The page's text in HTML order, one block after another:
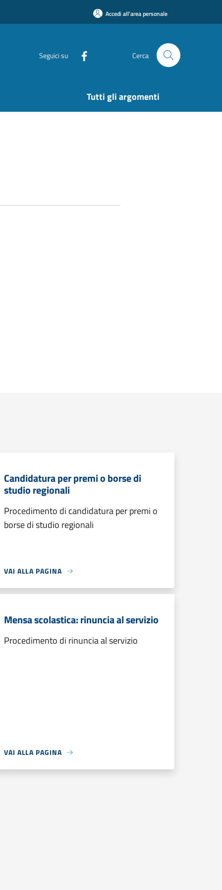
Accedi all'area personale
Seguici su Cerca
Tutti gli argomenti
Candidatura per premi o borse di
studio regionali
Procedimento di candidatura per premi o
borse di studio regionali
VAI ALLA PAGINA
Mensa scolastica: rinuncia al servizio
Procedimento di rinuncia al servizio
VAI ALLA PAGINA